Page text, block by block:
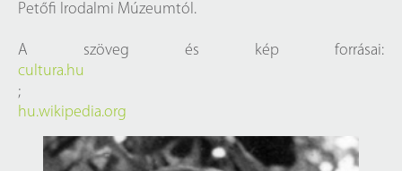
Petőfi Irodalmi Múzeumtól.
A szöveg és kép forrásai:
cultura.hu
;
hu.wikipedia.org